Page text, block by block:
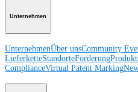
Unternehmen
UnternehmenÜber unsCommunity
LieferketteStandorteFörderung
ComplianceVirtual Patent Marking